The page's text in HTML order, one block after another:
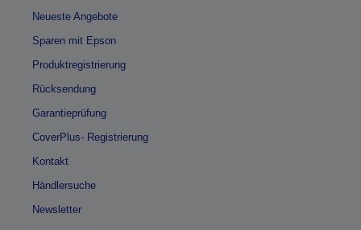
Neueste Angebote
Sparen mit Epson
Produktregistrierung
Rücksendung
Garantieprüfung
CoverPlus- Registrierung
Kontakt
Händlersuche
Newsletter